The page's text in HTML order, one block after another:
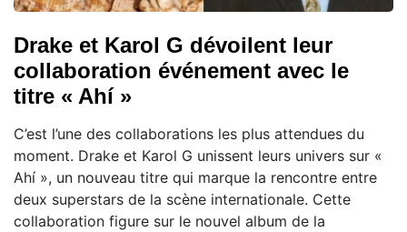
Drake et Karol G dévoilent leur
collaboration événement avec le
titre « Ahí »
C’est l’une des collaborations les plus attendues du
moment. Drake et Karol G unissent leurs univers sur «
Ahí », un nouveau titre qui marque la rencontre entre
deux superstars de la scène internationale. Cette
collaboration figure sur le nouvel album de la